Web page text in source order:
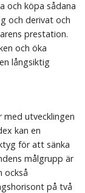
och köpa sådana
och derivat och
prestation.
och öka
långsiktig
utvecklingen
kan en
för att sänka
målgrupp är
också
på två